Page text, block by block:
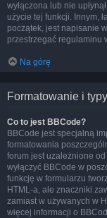
wyłączona lub nie
użycie tej funkcji. Innym,
początek, jest napisanie
przestrzegać regulaminu
Na górę
Formatowanie i
Co to jest BBCode?
BBCode jest specjalną
formatowania
forum jest uzależnione
wyłączyć BBCode w
funkcję w formularzu
HTML-a, ale znaczniki
zamiast w używanych w
więcej informacji o